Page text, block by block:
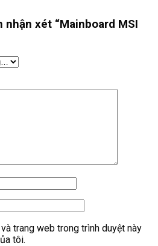
nhận xét “Mainboard MSI
trang web trong trình duyệt này
tôi.